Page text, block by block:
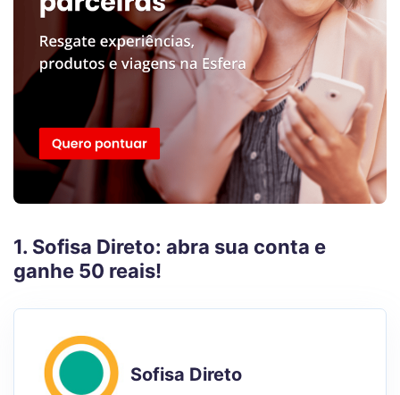
1. Sofisa Direto: abra sua conta e
ganhe 50 reais!
Sofisa Direto